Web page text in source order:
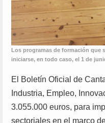
Los programas de formación que
iniciarse, en todo caso, el 1 de
El Boletín Oficial de
Industria, Empleo,
3.055.000 euros, para
sectoriales en el marco